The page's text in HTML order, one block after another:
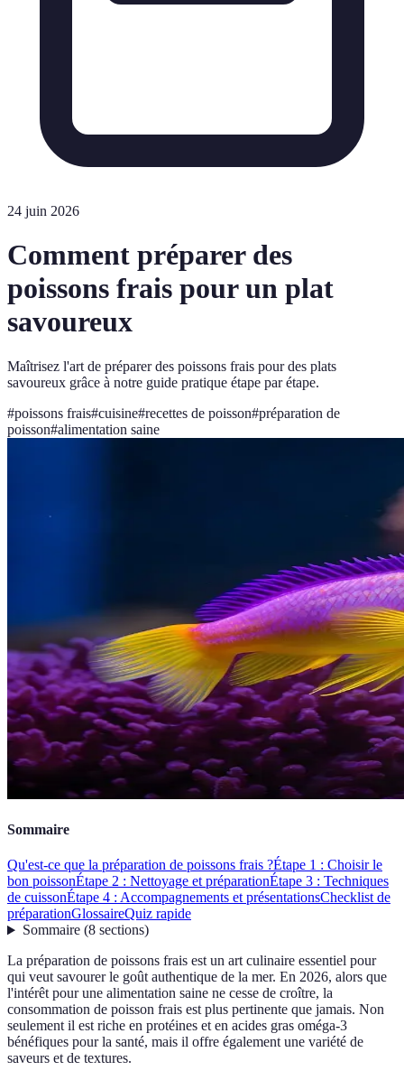
24 juin 2026
Comment préparer des
poissons frais pour un plat
savoureux
Maîtrisez l'art de préparer des poissons frais pour des plats
savoureux grâce à notre guide pratique étape par étape.
#poissons frais#cuisine#recettes de poisson#préparation de
poisson#alimentation saine
Sommaire
Qu'est-ce que la préparation de poissons frais ?Étape 1 : Choisir le
bon poissonÉtape 2 : Nettoyage et préparationÉtape 3 : Techniques
de cuissonÉtape 4 : Accompagnements et présentationsChecklist de
préparationGlossaireQuiz rapide
Sommaire(8 sections)
La préparation de poissons frais est un art culinaire essentiel pour
qui veut savourer le goût authentique de la mer. En 2026, alors que
l'intérêt pour une alimentation saine ne cesse de croître, la
consommation de poisson frais est plus pertinente que jamais. Non
seulement il est riche en protéines et en acides gras oméga-3
bénéfiques pour la santé, mais il offre également une variété de
saveurs et de textures.